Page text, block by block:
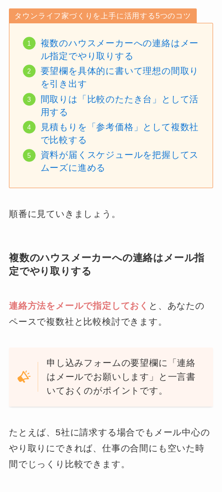
タウンライフ家づくりを上手に活用する5つのコツ
複数のハウスメーカーへの連絡はメー
ル指定でやり取りする
要望欄を具体的に書いて理想の間取り
を引き出す
間取りは「比較のたたき台」として活
用する
見積もりを「参考価格」として複数社
で比較する
資料が届くスケジュールを把握してス
ムーズに進める
順番に見ていきましょう。
複数のハウスメーカーへの連絡はメール指
定でやり取りする
連絡方法をメールで指定しておく と、あなたの
ペースで複数社と比較検討できます。
申し込みフォームの要望欄に「連絡
はメールでお願いします」と一言書
いておくのがポイントです。
たとえば、5社に請求する場合でもメール中心の
やり取りにできれば、仕事の合間にも空いた時
間でじっくり比較できます。